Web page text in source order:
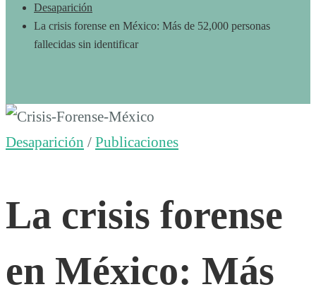
Desaparición
La crisis forense en México: Más de 52,000 personas
fallecidas sin identificar
La
forense
en
Desaparición / Publicaciones
La crisis forense
en México: Más